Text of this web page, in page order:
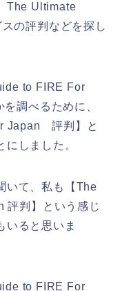
The Ultimate
の評判などを探し
to FIRE For
調べるために、
Japan 評判】と
しました。
いて、私も【The
判】という感じ
いると思いま
to FIRE For